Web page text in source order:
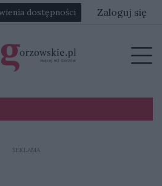
dostępności Zaloguj się
„Jesteśmy w stanie namieszać w III
w schronisku. Prawie 90 psów
REKLAMA